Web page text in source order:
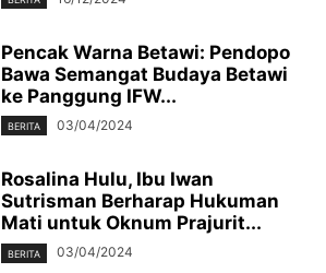
Pencak Warna Betawi: Pendopo
Bawa Semangat Budaya Betawi
ke Panggung IFW...
BERITA 03/04/2024
Rosalina Hulu, Ibu Iwan
Sutrisman Berharap Hukuman
Mati untuk Oknum Prajurit...
BERITA 03/04/2024